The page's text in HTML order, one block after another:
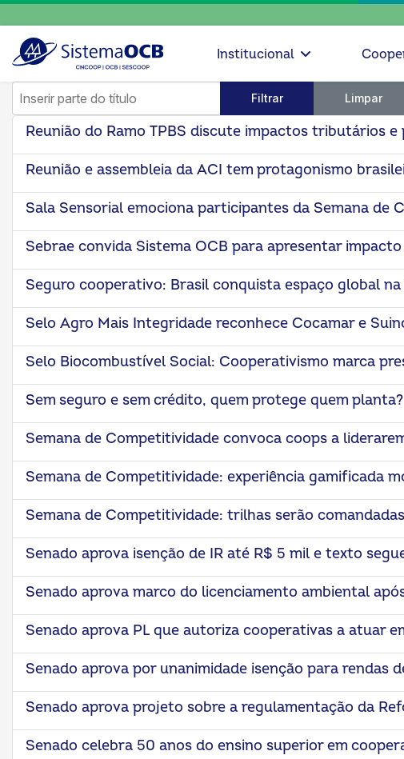
Institucional
Inserir parte do título
Filtrar Limpar
Reunião do Ramo TPBS discute impactos tributários
Reunião e assembleia da ACI tem protagonismo
Sala Sensorial emociona participantes da Semana de
Sebrae convida Sistema OCB para apresentar
Seguro cooperativo: Brasil conquista espaço global na
Selo Agro Mais Integridade reconhece Cocamar e
Selo Biocombustível Social: Cooperativismo marca
Sem seguro e sem crédito, quem protege quem planta?
Semana de Competitividade convoca coops a
Semana de Competitividade: experiência gamificada
Semana de Competitividade: trilhas serão
Senado aprova isenção de IR até R$ 5 mil e texto
Senado aprova marco do licenciamento ambiental
Senado aprova PL que autoriza cooperativas a atuar
Senado aprova por unanimidade isenção para rendas
Senado aprova projeto sobre a regulamentação da
Senado celebra 50 anos do ensino superior em